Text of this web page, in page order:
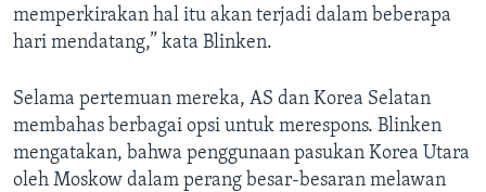
memperkirakan hal itu akan terjadi dalam beberapa
hari mendatang,” kata Blinken.
Selama pertemuan mereka, AS dan Korea Selatan
membahas berbagai opsi untuk merespons. Blinken
mengatakan, bahwa penggunaan pasukan Korea Utara
oleh Moskow dalam perang besar-besaran melawan